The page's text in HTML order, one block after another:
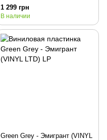
1 299 грн
В наличии
Green Grey - Эмигрант (VINYL